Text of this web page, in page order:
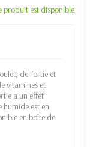
produit est disponible
de l’ortie et
vitamines et
a un effet
humide est en
en boîte de